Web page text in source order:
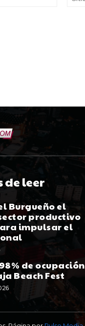
de leer
Burgueño el
productivo
impulsar el
de ocupación
Beach Fest